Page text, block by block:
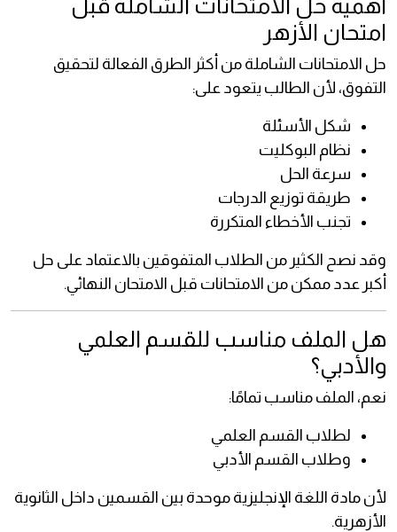
أهمية حل الامتحانات الشاملة قبل
امتحان الأزهر
حل الامتحانات الشاملة من أكثر الطرق الفعالة لتحقيق
التفوق، لأن الطالب يتعود على:
شكل الأسئلة
نظام البوكليت
سرعة الحل
طريقة توزيع الدرجات
تجنب الأخطاء المتكررة
وقد نصح الكثير من الطلاب المتفوقين بالاعتماد على حل
أكبر عدد ممكن من الامتحانات قبل الامتحان النهائي.
هل الملف مناسب للقسم العلمي
والأدبي؟
نعم، الملف مناسب تمامًا:
لطلاب القسم العلمي
وطلاب القسم الأدبي
لأن مادة اللغة الإنجليزية موحدة بين القسمين داخل الثانوية
الأزهرية.